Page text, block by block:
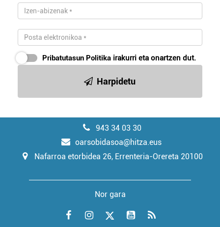
Pribatutasun Politika irakurri eta onartzen dut.
Harpidetu
943 34 03 30
oarsobidasoa@hitza.eus
Nafarroa etorbidea 26, Errenteria-Orereta 20100
Nor gara